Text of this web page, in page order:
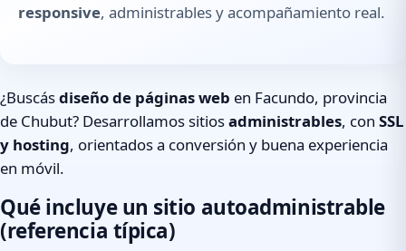
responsive, administrables y acompañamiento real.
¿Buscásdiseño de páginas web en Facundo, provincia
de Chubut? Desarrollamos sitiosadministrables, con SSL
y hosting, orientados a conversión y buena experiencia
en móvil.
Qué incluye un sitio autoadministrable
(referencia típica)